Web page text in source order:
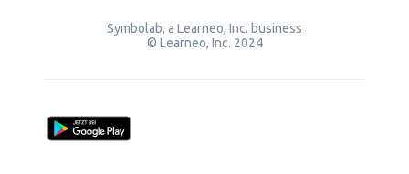
Symbolab, a Learneo, Inc. business
© Learneo, Inc. 2024